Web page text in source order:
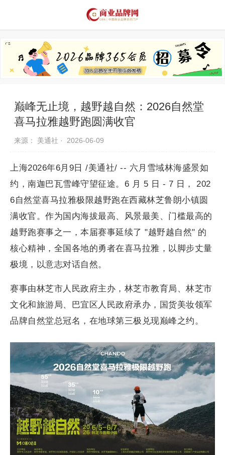
推荐品牌 品牌故事
巅峰无止境，越野越自然：2026自然堂
喜马拉雅越野跑圆满收官
来源： 美通社 · 2026-06-09
上海2026年6月9日 /美通社/ -- 六月雪域林海盛景如
约，南迦巴瓦雪峰守望征途。6 月 5 日 - 7 日， 202
6自然堂喜马拉雅极限越野跑在西藏林芝鲁朗小镇圆
满收官。作为国内海拔最高、风景最美、门槛最高的
越野跑赛事之一，本届赛事延续了 "越野越自然" 的
核心精神，全国各地的勇者在喜马拉雅，以脚步丈量
极境，以意志对话自然。
赛事由林芝市人民政府主办，林芝市教育局、林芝市
文化和旅游局、巴宜区人民政府承办，国货美妆领军
品牌自然堂总冠名，在地球第三极兑现巅峰之约。